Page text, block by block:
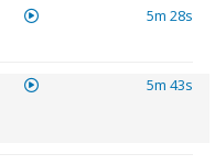
5m 28s
5m 43s